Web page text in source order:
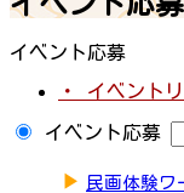
イベント応募
・ イベント
イベント応募
▶ 民画体験